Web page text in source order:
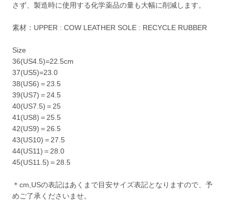
さず、製造時に使用する化学薬品の量も大幅に削減します。
素材：UPPER : COW LEATHER SOLE : RECYCLE RUBBER
Size
36(US4.5)=22.5cm
37(US5)=23.0
38(US6)＝23.5
39(US7)＝24.5
40(US7.5)＝25
41(US8)＝25.5
42(US9)＝26.5
43(US10)＝27.5
44(US11)＝28.0
45(US11.5)＝28.5
＊cm,USの表記はあくまで目安サイズ表記となりますので、予
めご了承くださいませ。